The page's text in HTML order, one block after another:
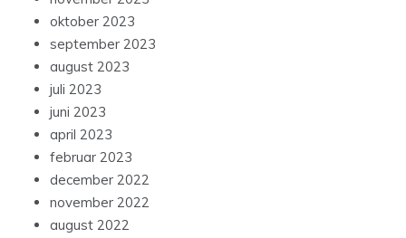
oktober 2023
september 2023
august 2023
juli 2023
juni 2023
april 2023
februar 2023
december 2022
november 2022
august 2022